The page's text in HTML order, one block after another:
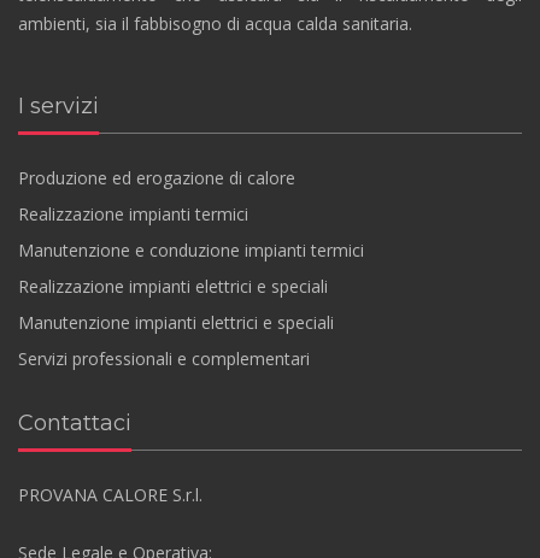
ambienti, sia il fabbisogno di acqua calda sanitaria.
I servizi
Produzione ed erogazione di calore
Realizzazione impianti termici
Manutenzione e conduzione impianti termici
Realizzazione impianti elettrici e speciali
Manutenzione impianti elettrici e speciali
Servizi professionali e complementari
Contattaci
PROVANA CALORE S.r.l.
Sede Legale e Operativa: